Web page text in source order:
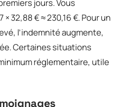
jours. Vous
32,88 € ≈ 230,16 €. Pour un
l’indemnité augmente,
Certaines situations
réglementaire, utile